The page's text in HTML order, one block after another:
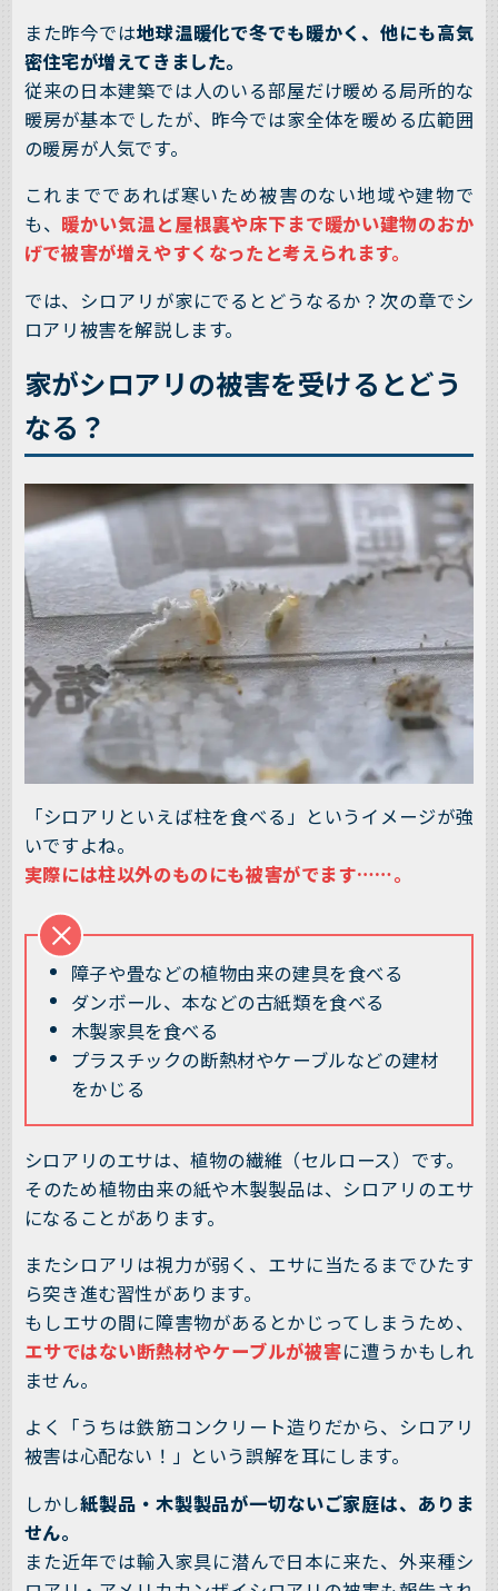
また昨今では地球温暖化で冬でも暖かく、他にも高気
密住宅が増えてきました。
従来の日本建築では人のいる部屋だけ暖める局所的な
暖房が基本でしたが、昨今では家全体を暖める広範囲
の暖房が人気です。
これまでであれば寒いため被害のない地域や建物で
も、 暖かい気温と屋根裏や床下まで暖かい建物のおか
げで被害が増えやすくなったと考えられます。
では、シロアリが家にでるとどうなるか？次の章でシ
ロアリ被害を解説します。
家がシロアリの被害を受けるとどう
なる？
「シロアリといえば柱を食べる」というイメージが強
いですよね。
実際には柱以外のものにも被害がでます……。
障子や畳などの植物由来の建具を食べる
ダンボール、本などの古紙類を食べる
木製家具を食べる
プラスチックの断熱材やケーブルなどの建材
をかじる
シロアリのエサは、植物の繊維（セルロース）です。
そのため植物由来の紙や木製製品は、シロアリのエサ
になることがあります。
またシロアリは視力が弱く、エサに当たるまでひたす
ら突き進む習性があります。
もしエサの間に障害物があるとかじってしまうため、
エサではない断熱材やケーブルが被害に遭うかもしれ
ません。
よく「うちは鉄筋コンクリート造りだから、シロアリ
被害は心配ない！」という誤解を耳にします。
しかし紙製品・木製製品が一切ないご家庭は、ありま
せん。
また近年では輸入家具に潜んで日本に来た、外来種シ